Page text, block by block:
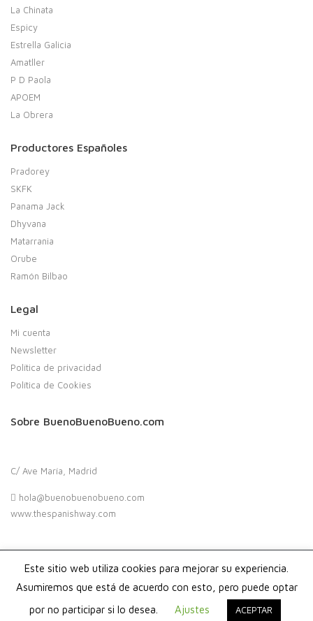
La Chinata
Espicy
Estrella Galicia
Amatller
P D Paola
APOEM
La Obrera
Productores Españoles
Pradorey
SKFK
Panama Jack
Dhyvana
Matarrania
Orube
Ramón Bilbao
Legal
Mi cuenta
Newsletter
Política de privacidad
Política de Cookies
Sobre BuenoBuenoBueno.com
C/ Ave María, Madrid
hola@buenobuenobueno.com
www.thespanishway.com
Copyright 2020. Buenobuenobueno.com - Todos los derechos
reservados
Este sitio web utiliza cookies para mejorar su experiencia.
Asumiremos que está de acuerdo con esto, pero puede optar
por no participar si lo desea.
Ajustes ACEPTAR